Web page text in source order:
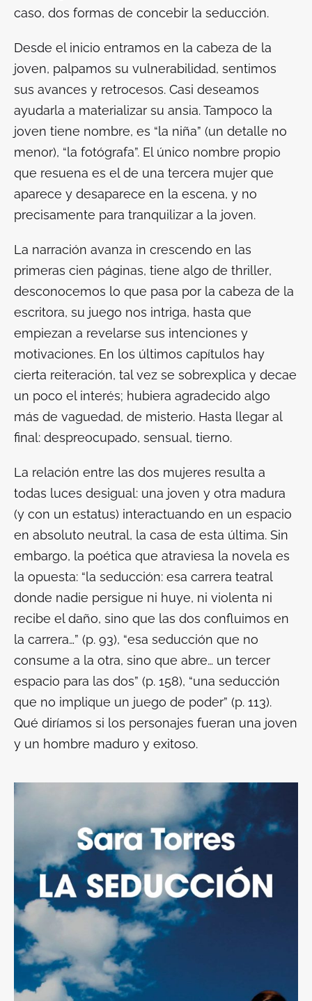
caso, dos formas de concebir la seducción.
Desde el inicio entramos en la cabeza de la
joven, palpamos su vulnerabilidad, sentimos
sus avances y retrocesos. Casi deseamos
ayudarla a materializar su ansia. Tampoco la
joven tiene nombre, es “la niña” (un detalle no
menor), “la fotógrafa”. El único nombre propio
que resuena es el de una tercera mujer que
aparece y desaparece en la escena, y no
precisamente para tranquilizar a la joven.
La narración avanza in crescendo en las
primeras cien páginas, tiene algo de thriller,
desconocemos lo que pasa por la cabeza de la
escritora, su juego nos intriga, hasta que
empiezan a revelarse sus intenciones y
motivaciones. En los últimos capítulos hay
cierta reiteración, tal vez se sobrexplica y decae
un poco el interés; hubiera agradecido algo
más de vaguedad, de misterio. Hasta llegar al
final: despreocupado, sensual, tierno.
La relación entre las dos mujeres resulta a
todas luces desigual: una joven y otra madura
(y con un estatus) interactuando en un espacio
en absoluto neutral, la casa de esta última. Sin
embargo, la poética que atraviesa la novela es
la opuesta: “la seducción: esa carrera teatral
donde nadie persigue ni huye, ni violenta ni
recibe el daño, sino que las dos confluimos en
la carrera…” (p. 93), “esa seducción que no
consume a la otra, sino que abre… un tercer
espacio para las dos” (p. 158), “una seducción
que no implique un juego de poder” (p. 113).
Qué diríamos si los personajes fueran una joven
y un hombre maduro y exitoso.